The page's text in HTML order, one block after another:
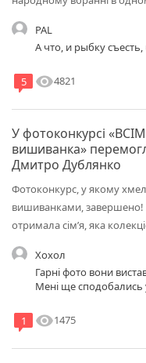
PAL
А что, и рыбку съесть,
5 visibility4821
У фотоконкурсі
вишиванка»
Дмитро Дублянко
Фотоконкурс, у якому
вишиванками, завершено!
отримала сім’я, яка
Хохол
Гарні фото вони
Мені ще
1 visibility1475